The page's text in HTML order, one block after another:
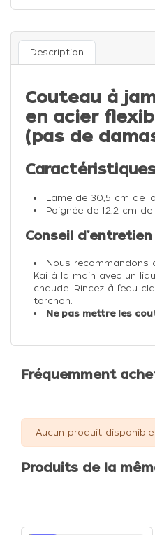
Description
Couteau à
en acier
(pas de
Lame de 30,5 cm de
Poignée de 12,2 cm de
Conseil d'entretien
Nous recommandons
Kai à la main avec un
chaude. Rincez à l’eau
torchon.
Ne pas mettre les
Fréquemment
Aucun produit disponible
Produits de la